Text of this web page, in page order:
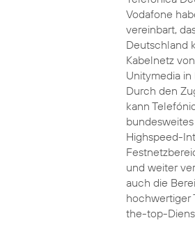
Vodafone
vereinbart,
Deutschland
Kabelnetz
Unitymedia
Durch den
kann
Highspeed-
und weiter
auch die
hochwertiger
the-top-